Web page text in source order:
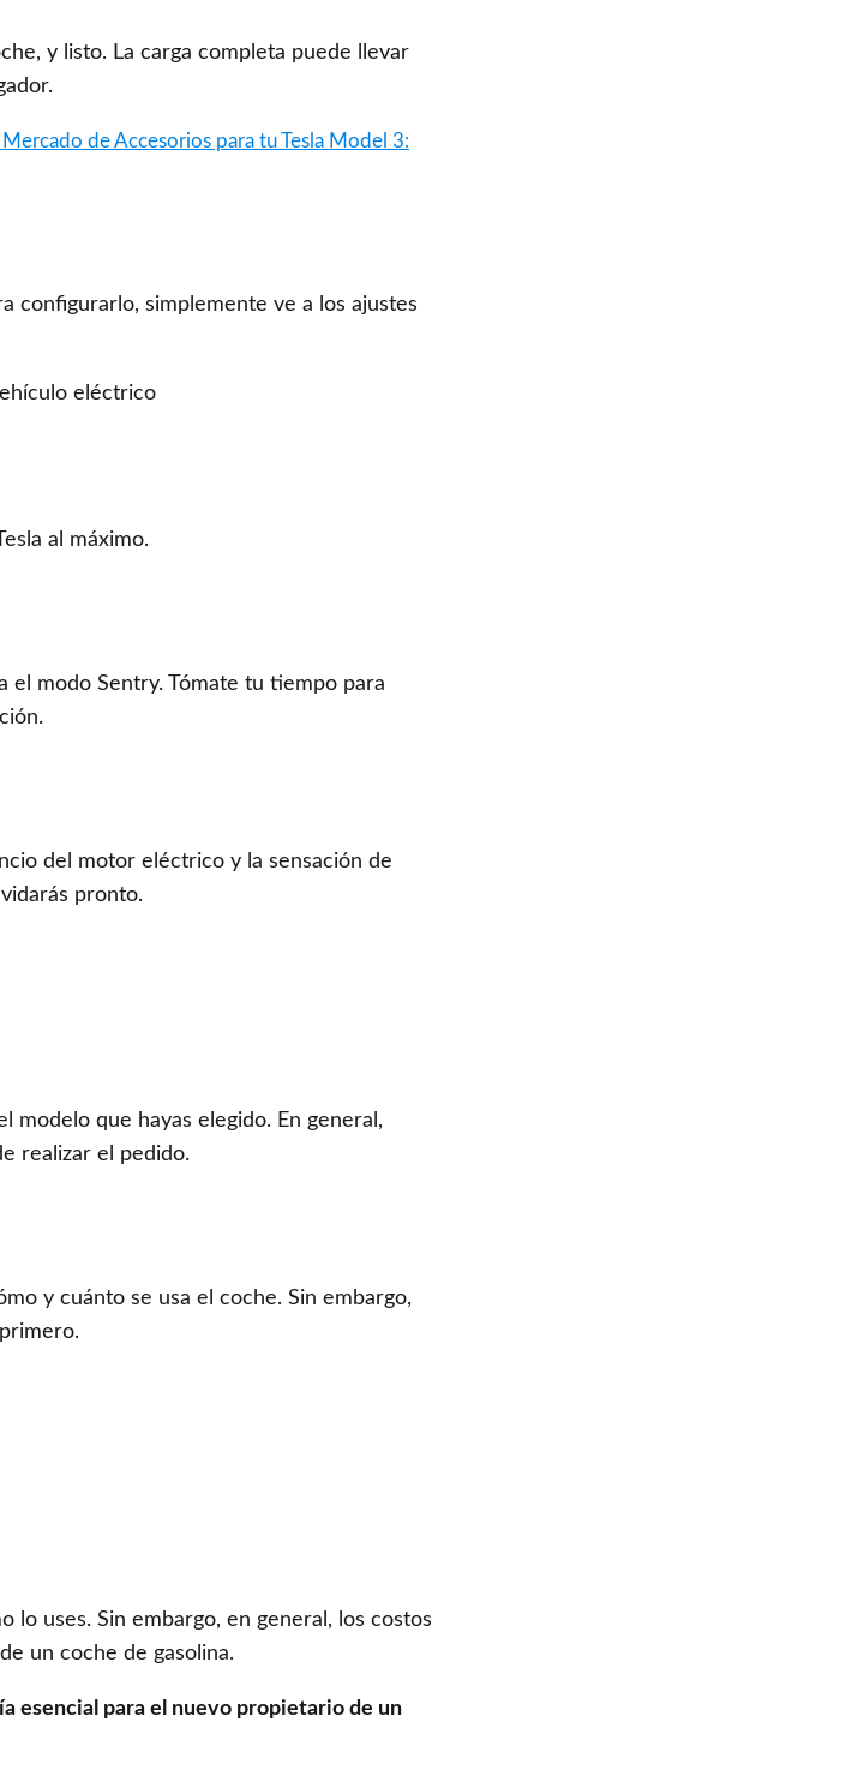
y listo. La carga completa puede llevar
de Accesorios para tu Tesla Model 3:
configurarlo, simplemente ve a los ajustes
al máximo.
el modo Sentry. Tómate tu tiempo para
del motor eléctrico y la sensación de
pronto.
modelo que hayas elegido. En general,
realizar el pedido.
y cuánto se usa el coche. Sin embargo,
lo uses. Sin embargo, en general, los costos
un coche de gasolina.
esencial para el nuevo propietario de un